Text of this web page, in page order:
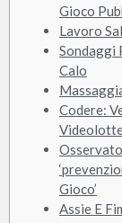
Gioco
Lavoro
Sondaggi
Calo
Codere:
Gioco’
Assie E